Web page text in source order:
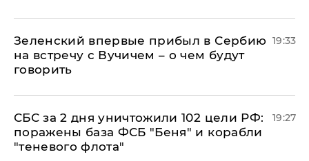
Зеленский впервые прибыл в Сербию
на встречу с Вучичем – о чем будут
говорить
19:33
СБС за 2 дня уничтожили 102 цели РФ:
поражены база ФСБ "Беня" и корабли
"теневого флота"
19:27